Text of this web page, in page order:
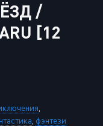
/
[12
фэнтези